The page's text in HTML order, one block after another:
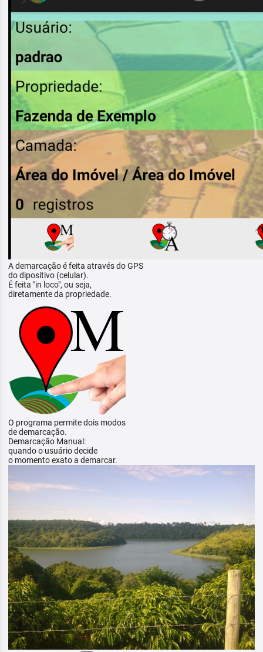
A demarcação é feita através do GPS
do dipositivo (celular).
É feita "in loco", ou seja,
diretamente da propriedade.
O programa permite dois modos
de demarcação.
Demarcação Manual:
quando o usuário decide
o momento exato a demarcar.